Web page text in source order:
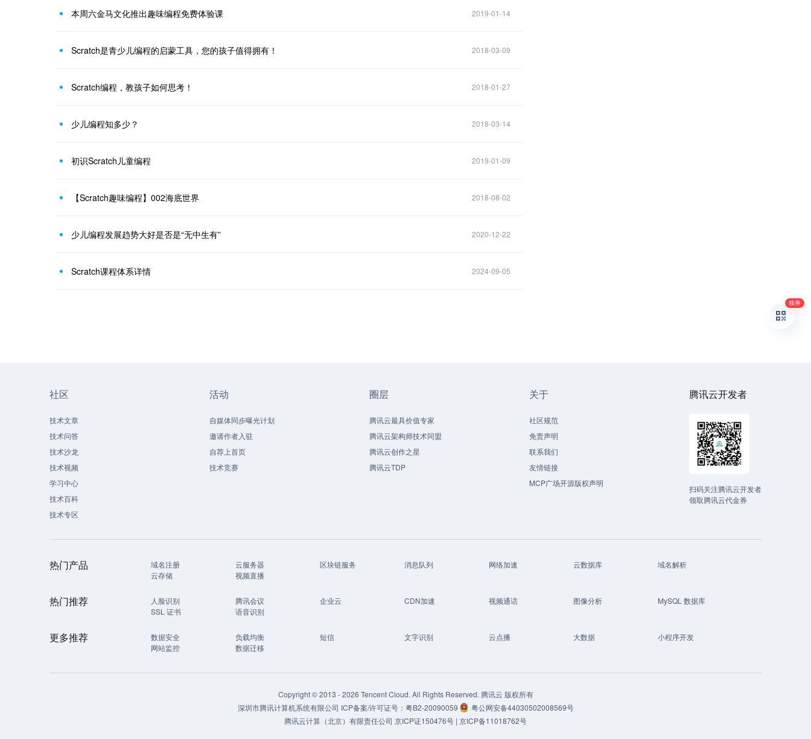
本周六金马文化推出趣味编程免费体验课 2019-01-14
Scratch是青少儿编程的启蒙工具，您的孩子值得拥有！ 2018-03-09
Scratch编程，教孩子如何思考！ 2018-01-27
少儿编程知多少？ 2018-03-14
初识Scratch儿童编程 2019-01-09
【Scratch趣味编程】002海底世界 2018-08-02
少儿编程发展趋势大好是否是“无中生有” 2020-12-22
Scratch课程体系详情 2024-09-05
社区
技术文章
技术问答
技术沙龙
技术视频
学习中心
技术百科
技术专区
活动
自媒体同步曝光计划
邀请作者入驻
自荐上首页
技术竞赛
圈层
腾讯云最具价值专家
腾讯云架构师技术同盟
腾讯云创作之星
腾讯云TDP
关于
社区规范
免责声明
联系我们
友情链接
MCP广场开源版权声明
腾讯云开发者
扫码关注腾讯云开发者
领取腾讯云代金券
热门产品 域名注册 云服务器 区块链服务 消息队列 网络加速 云数据库
域名解析
云存储
视频直播
热门推荐 人脸识别 腾讯会议 企业云 CDN加速 视频通话 图像分析
MySQL 数据库
SSL 证书
语音识别
更多推荐 数据安全 负载均衡 短信 文字识别 云点播 大数据
小程序开发
网站监控
数据迁移
Copyright © 2013 -2026 Tencent Cloud. All Rights Reserved. 腾讯云 版权所有
深圳市腾讯计算机系统有限公司 ICP备案/许可证号： 粤B2-20090059
粤公网安备44030502008569号
腾讯云计算（北京）有限责任公司 京ICP证150476号 | 京ICP备11018762号
领券